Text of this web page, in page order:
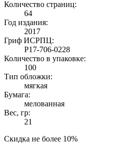
Количество страниц:
64
Год издания:
2017
Гриф ИСРПЦ:
Р17-706-0228
Количество в упаковке:
100
Тип обложки:
мягкая
Бумага:
мелованная
Вес, гр:
21
Скидка не более 10%